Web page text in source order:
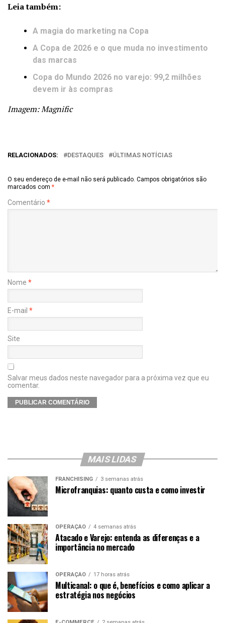
Leia também:
A magia do marketing na Copa
A Copa de 2026 e o que muda no investimento
das marcas
Copa do Mundo 2026 no varejo: 99,2 milhões
devem ir às compras
Imagem: Magnific
RELACIONADOS: DESTAQUES ÚLTIMAS NOTÍCIAS
O seu endereço de e-mail não será publicado. Campos obrigatórios são
marcados com *
Comentário *
Nome *
E-mail *
Site
Salvar meus dados neste navegador para a próxima vez que eu
comentar.
MAIS LIDAS
FRANCHISING 3 semanas atrás
Microfranquias: quanto custa e como investir
OPERAÇÃO 4 semanas atrás
Atacado e Varejo: entenda as diferenças e a
importância no mercado
OPERAÇÃO 17 horas atrás
Multicanal: o que é, benefícios e como aplicar a
estratégia nos negócios